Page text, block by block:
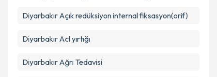
Diyarbakır Açık redüksiyon internal fiksasyon(orif)
Diyarbakır Acl yırtığı
Diyarbakır Ağrı Tedavisi